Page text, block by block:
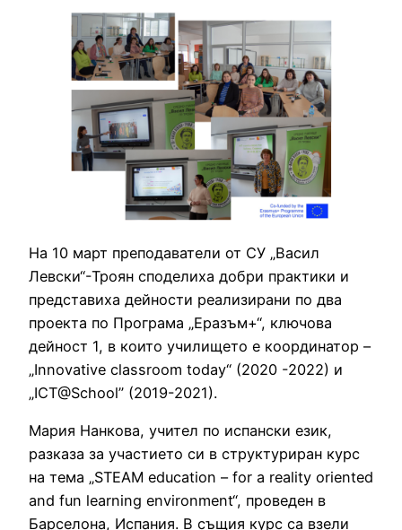
На 10 март преподаватели от СУ „Васил
Левски“-Троян споделиха добри практики и
представиха дейности реализирани по два
проекта по Програма „Еразъм+“, ключова
дейност 1, в които училището е координатор –
„Innovative classroom today“ (2020 -2022) и
„ICT@School” (2019-2021).
Мария Нанкова, учител по испански език,
разказа за участието си в структуриран курс
на тема „STEAM education – for a reality oriented
and fun learning environment“, проведен в
Барселона, Испания. В същия курс са взели